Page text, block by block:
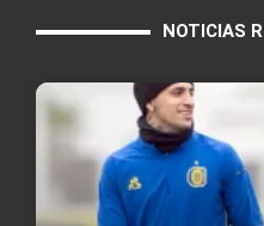
NOTICIAS